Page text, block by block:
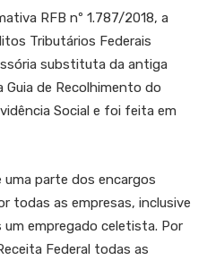
RFB nº 1.787/2018, a
Tributários Federais
substituta da antiga
Guia de Recolhimento do
Social e foi feita em
uma parte dos encargos
todas as empresas, inclusive
empregado celetista. Por
Federal todas as